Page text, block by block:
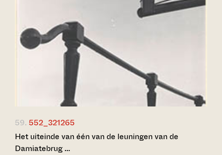
59. 552_321265
Het uiteinde van één van de leuningen van de
Damiatebrug …